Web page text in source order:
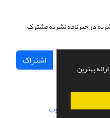
بهترین
در خبرنامه نشریه مشترک
اشتراک
سازی از سیناوب